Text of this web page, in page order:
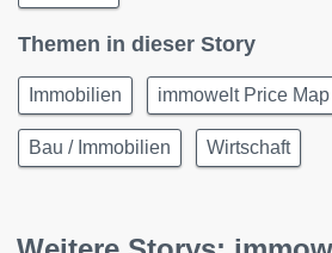
Themen in dieser Story
Immobilien immowelt Price Map
Bau / Immobilien Wirtschaft